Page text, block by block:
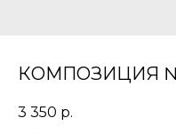
КОМПОЗИЦИЯ
3 350 р.